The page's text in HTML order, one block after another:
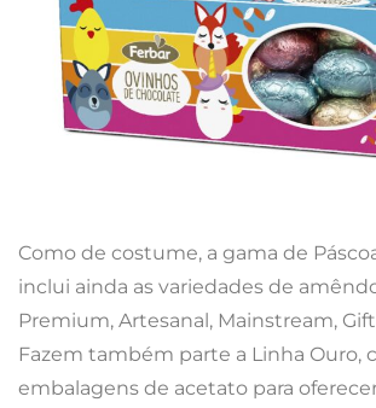
Como de costume, a gama de
inclui ainda as variedades de
Premium, Artesanal, Mainstream,
Fazem também parte a Linha Ouro,
embalagens de acetato para